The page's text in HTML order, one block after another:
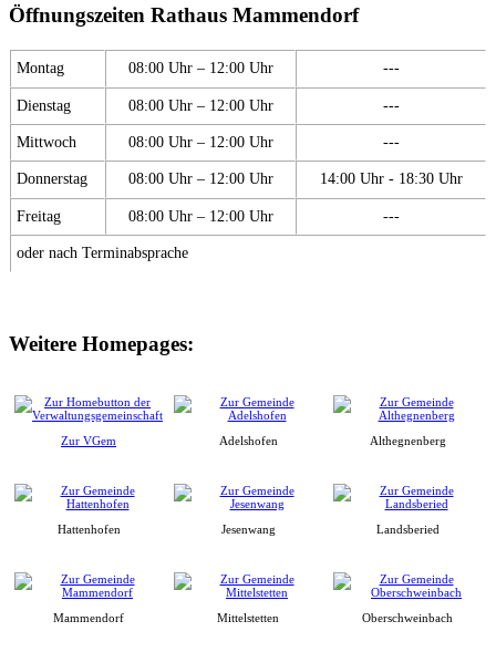
Öffnungszeiten Rathaus Mammendorf
Montag 08:00 Uhr – 12:00 Uhr ---
Dienstag 08:00 Uhr – 12:00 Uhr ---
Mittwoch 08:00 Uhr – 12:00 Uhr ---
Donnerstag 08:00 Uhr – 12:00 Uhr 14:00 Uhr - 18:30 Uhr
Freitag 08:00 Uhr – 12:00 Uhr ---
oder nach Terminabsprache
Weitere Homepages:
Zur VGem Adelshofen Althegnenberg
Hattenhofen Jesenwang Landsberied
Mammendorf Mittelstetten Oberschweinbach